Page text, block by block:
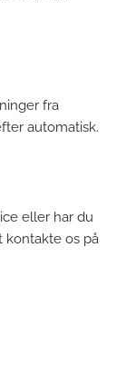
fra
automatisk.
eller har du
kontakte os på